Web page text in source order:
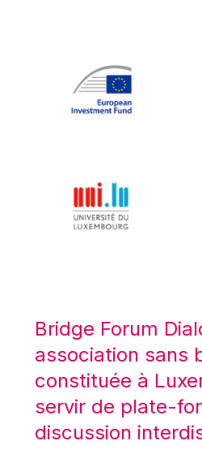
Klaus-Heiner Lehne
Koen LENAERTS
Lars Heikensten
Lucas Papademos
Máire Geoghegan-
Mario Centeno
Mario Monti
Maroš ŠEFČOVIČ
Martin Bailey
Martine Reicherts
Bridge Forum
association sans
constituée à
servir de plate-
discussion